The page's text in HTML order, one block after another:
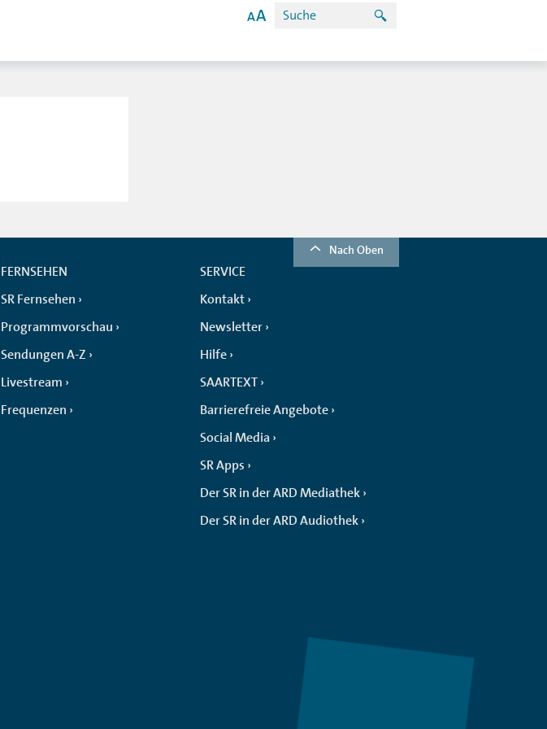
Nach Oben
FERNSEHEN
SR Fernsehen
Programmvorschau
Sendungen A-Z
Livestream
Frequenzen
SERVICE
Kontakt
Newsletter
Hilfe
SAARTEXT
Barrierefreie Angebote
Social Media
SR Apps
Der SR in der ARD Mediathek
Der SR in der ARD Audiothek